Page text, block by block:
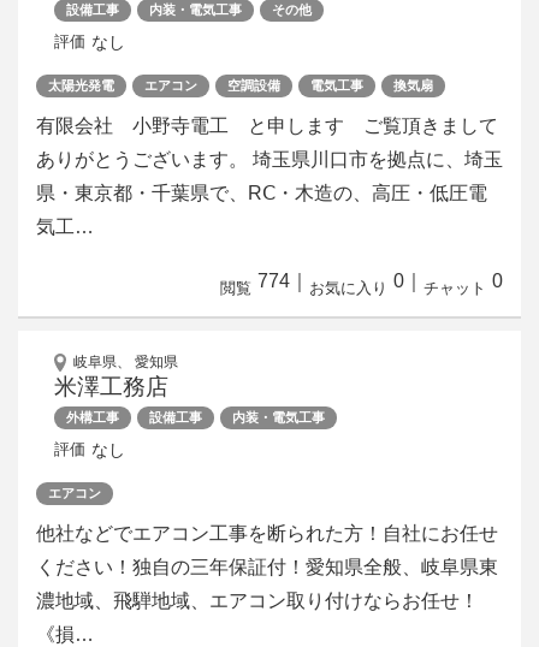
設備工事 内装・電気工事 その他
評価 なし
太陽光発電 エアコン 空調設備 電気工事 換気扇
有限会社 小野寺電工 と申します ご覧頂きまして
ありがとうございます。 埼玉県川口市を拠点に、埼玉
県・東京都・千葉県で、RⅭ・木造の、高圧・低圧電
気工…
閲覧 774 お気に入り 0 チャット 0
岐阜県、 愛知県
米澤工務店
外構工事 設備工事 内装・電気工事
評価 なし
エアコン
他社などでエアコン工事を断られた方！自社にお任せ
ください！独自の三年保証付！愛知県全般、岐阜県東
濃地域、飛騨地域、エアコン取り付けならお任せ！
《損…